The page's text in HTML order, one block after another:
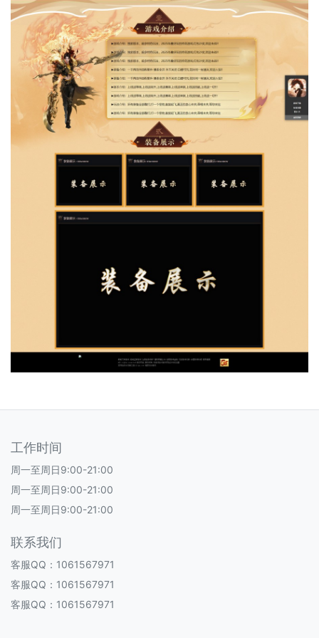
工作时间
周一至周日9:00-21:00
周一至周日9:00-21:00
周一至周日9:00-21:00
联系我们
客服QQ：1061567971
客服QQ：1061567971
客服QQ：1061567971